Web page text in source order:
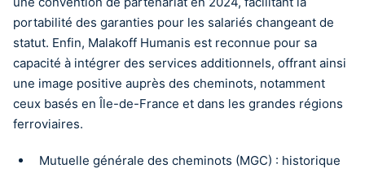
portabilité des garanties pour les salariés changeant de
statut. Enfin, Malakoff Humanis est reconnue pour sa
capacité à intégrer des services additionnels, offrant ainsi
une image positive auprès des cheminots, notamment
ceux basés en Île-de-France et dans les grandes régions
ferroviaires.
Mutuelle générale des cheminots (MGC) : historique